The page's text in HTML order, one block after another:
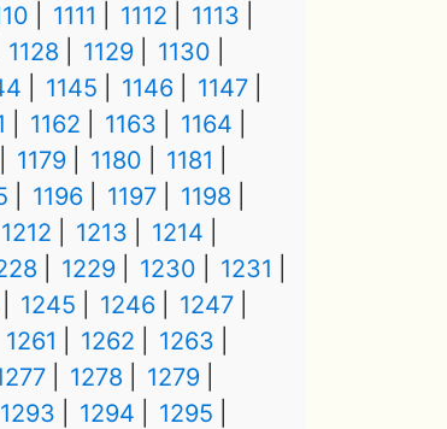
1111 1112
1113
1128 1129
1130
1145 1146
1147
1162 1163
1164
1179 1180
1181
1196 1197
1198
1212 1213
1214
1229 1230
1231
1245 1246
1247
1261 1262
1263
1278
1279
1293 1294
1295